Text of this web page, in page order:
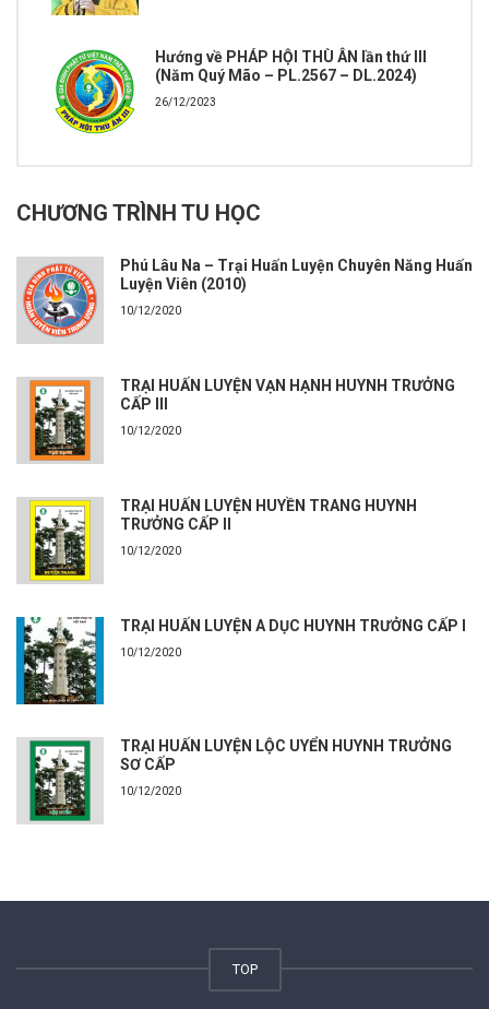
Hướng về PHÁP HỘI THÙ ÂN lần thứ III
(Năm Quý Mão – PL.2567 – DL.2024)
26/12/2023
CHƯƠNG TRÌNH TU HỌC
Phú Lâu Na – Trại Huấn Luyện Chuyên Năng Huấn
Luyện Viên (2010)
10/12/2020
TRẠI HUẤN LUYỆN VẠN HẠNH HUYNH TRƯỞNG
CẤP III
10/12/2020
TRẠI HUẤN LUYỆN HUYỀN TRANG HUYNH
TRƯỞNG CẤP II
10/12/2020
TRẠI HUẤN LUYỆN A DỤC HUYNH TRƯỞNG CẤP I
10/12/2020
TRẠI HUẤN LUYỆN LỘC UYỂN HUYNH TRƯỞNG
SƠ CẤP
10/12/2020
TOP